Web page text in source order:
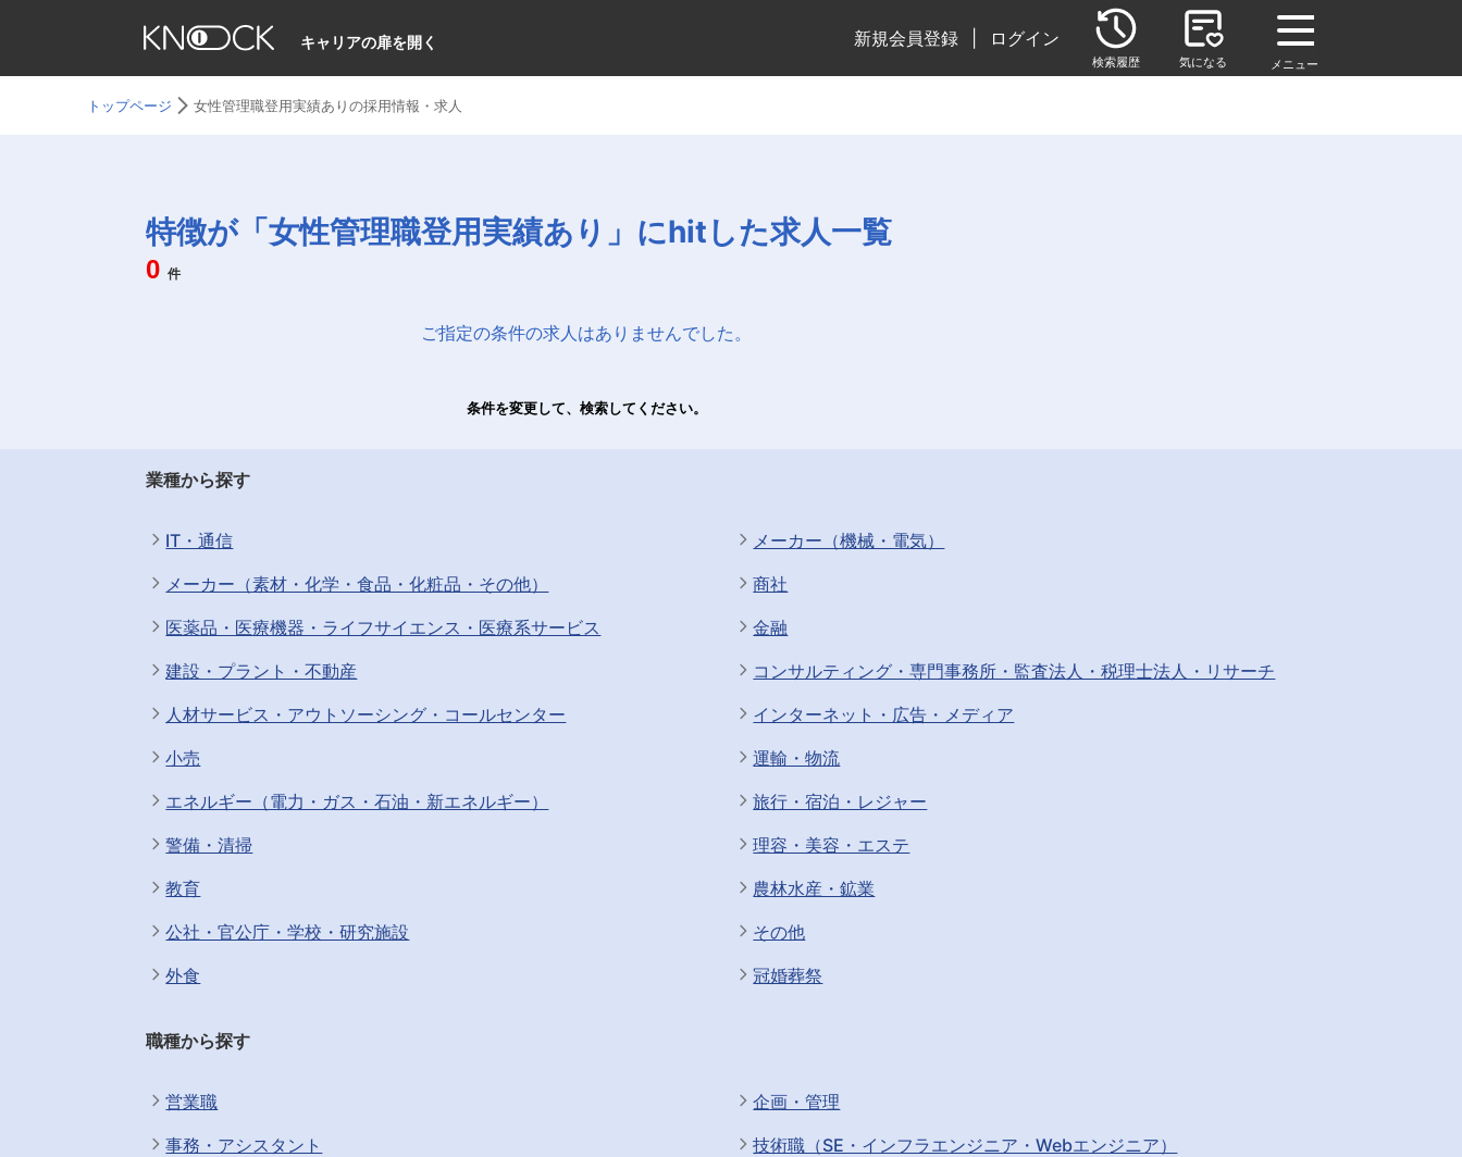
キャリアの扉を開く 新規会員登録 ログイン
検索履歴 気になる メニュー
トップページ 女性管理職登用実績ありの採用情報・求人
特徴が「女性管理職登用実績あり」にhitした求人一覧
0 件
ご指定の条件の求人はありませんでした。
条件を変更して、検索してください。
業種から探す
IT・通信
メーカー（機械・電気）
メーカー（素材・化学・食品・化粧品・その他）
商社
医薬品・医療機器・ライフサイエンス・医療系サービス
金融
建設・プラント・不動産
コンサルティング・専門事務所・監査法人・税理士法人・リサーチ
人材サービス・アウトソーシング・コールセンター
インターネット・広告・メディア
小売
運輸・物流
エネルギー（電力・ガス・石油・新エネルギー）
旅行・宿泊・レジャー
警備・清掃
理容・美容・エステ
教育
農林水産・鉱業
公社・官公庁・学校・研究施設
その他
外食
冠婚葬祭
職種から探す
営業職
企画・管理
事務・アシスタント
技術職（SE・インフラエンジニア・Webエンジニア）